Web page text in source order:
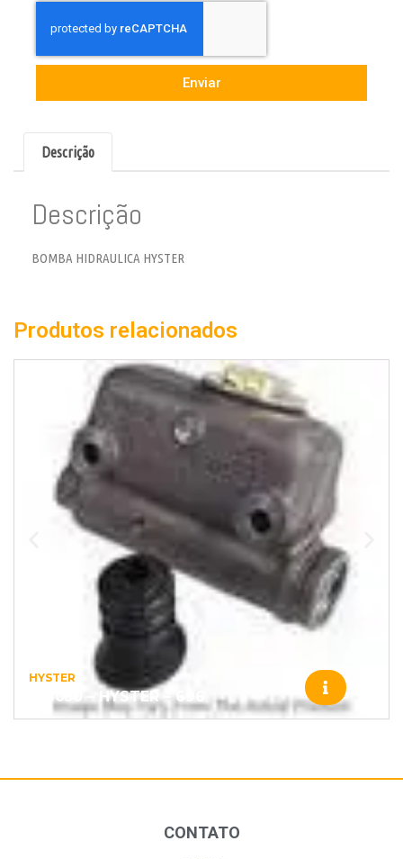
Enviar
Descrição
Descrição
BOMBA HIDRAULICA HYSTER
Produtos relacionados
HYSTER
186050 – HYSTER – 696
CONTATO